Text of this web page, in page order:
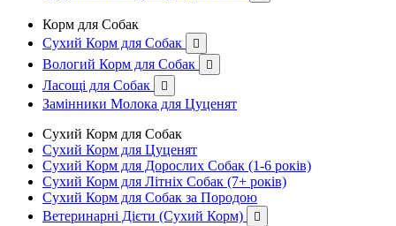
Корм для Собак
Сухий Корм для Собак

Вологий Корм для Собак 
Ласощі для Собак 
Замінники Молока для Цуценят
Сухий Корм для Собак
Сухий Корм для Цуценят
Сухий Корм для Дорослих Собак (1-6 років)
Сухий Корм для Літніх Собак (7+ років)
Сухий Корм для Собак за Породою
Ветеринарні Дієти (Сухий Корм)
